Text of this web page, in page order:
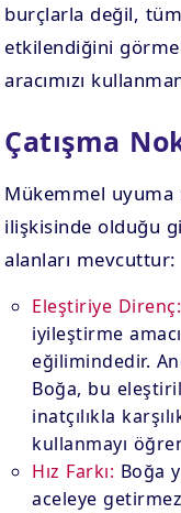
burçlarla değil,
etkilendiğini
aracımızı
Çatışma
Mükemmel
ilişkisinde olduğu
alanları mevcuttur:
Eleştiriye Direnç:
iyileştirme
eğilimindedir.
Boğa, bu
inatçılıkla
kullanmayı
Hız Farkı: Boğa
aceleye